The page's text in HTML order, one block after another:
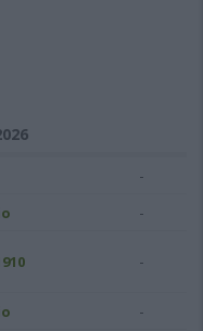
-
-
-
-